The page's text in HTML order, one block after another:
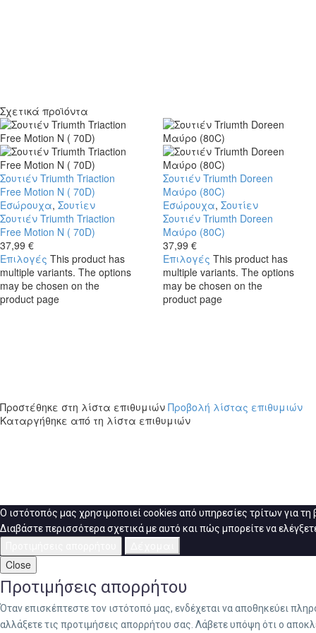
Σχετικά προϊόντα
Σουτιέν Triumth Triaction
Free Motion N ( 70D)
Εσώρουχα, Σουτίεν
Σουτιέν Triumth Triaction
Free Motion N ( 70D)
37,99 €
Επιλογές This product has
multiple variants. The options
may be chosen on the
product page
Σουτιέν Triumth Doreen
Μαύρο (80C)
Εσώρουχα, Σουτίεν
Σουτιέν Triumth Doreen
Μαύρο (80C)
37,99 €
Επιλογές This product has
multiple variants. The options
may be chosen on the
product page
Προστέθηκε στη λίστα επιθυμιών Προβολή λίστας επιθυμιών
Καταργήθηκε από τη λίστα επιθυμιών
Ο ιστότοπός μας χρησιμοποιεί cookies από υπηρεσίες τρίτων για
Διαβάστε περισσότερα σχετικά με αυτό και πώς μπορείτε να
Close
Προτιμήσεις απορρήτου
Όταν επισκέπτεστε τον ιστότοπό μας, ενδέχεται να αποθηκεύει
αλλάξετε τις προτιμήσεις απορρήτου σας. Λάβετε υπόψη ότι ο